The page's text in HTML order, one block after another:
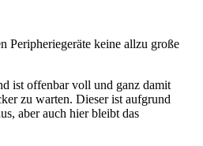
Peripheriegeräte keine allzu große
ist offenbar voll und ganz damit
zu warten. Dieser ist aufgrund
aber auch hier bleibt das